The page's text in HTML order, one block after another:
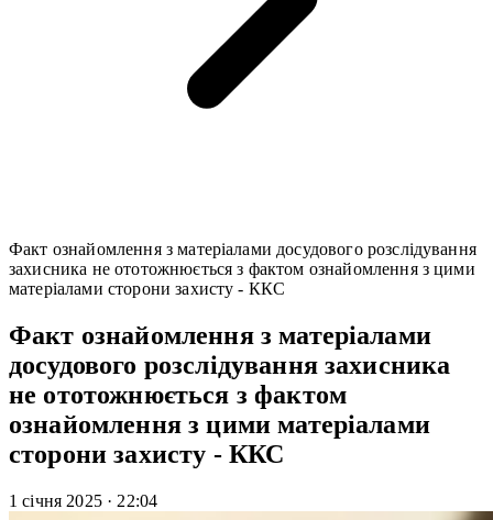
Факт ознайомлення з матеріалами досудового розслідування
захисника не ототожнюється з фактом ознайомлення з цими
матеріалами сторони захисту - ККС
Факт ознайомлення з матеріалами
досудового розслідування захисника
не ототожнюється з фактом
ознайомлення з цими матеріалами
сторони захисту - ККС
1 січня 2025 · 22:04